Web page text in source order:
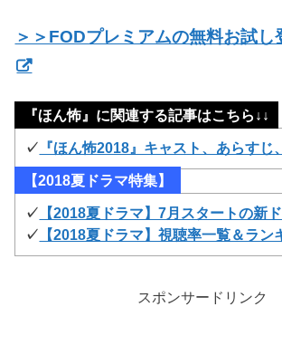
＞＞FODプレミアムの無料お試し
『ほん怖』に関連する記事はこちら↓↓
✓ 『ほん怖2018』キャスト、あらすじ
【2018夏ドラマ特集】
✓ 【2018夏ドラマ】7月スタートの新
✓ 【2018夏ドラマ】視聴率一覧＆ラン
スポンサードリンク